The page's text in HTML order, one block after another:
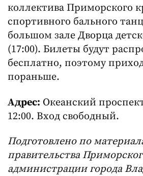
коллектива Приморского
спортивного бального
большом зале Дворца
(17:00). Билеты будут
бесплатно, поэтому
пораньше.
Адрес: Океанский
12:00. Вход свободный.
Подготовлено по
правительства
администрации города